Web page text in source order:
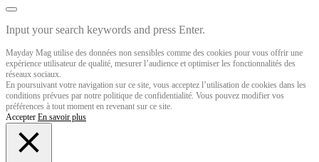
Input your search keywords and press Enter.
Mayday Mag utilise des données non sensibles comme des cookies pour vous offrir une
expérience utilisateur de qualité, mesurer l’audience et optimiser les fonctionnalités des
réseaux sociaux.
En poursuivant votre navigation sur ce site, vous acceptez l’utilisation de cookies dans les
conditions prévues par notre politique de confidentialité. Vous pouvez modifier vos
préférences à tout moment en revenant sur ce site.
Accepter En savoir plus